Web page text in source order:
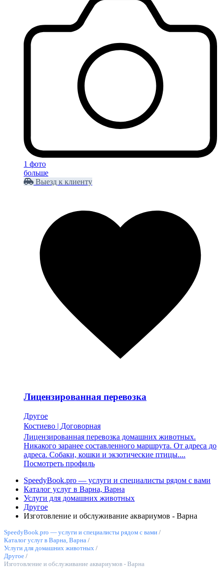
1 фото
больше
Выезд к клиенту
Лицензированная перевозка
Другое
Костиево | Договорная
Лицензированная перевозка домашних животных.
Никакого заранее составленного маршрута. От адреса до
адреса. Собаки, кошки и экзотические птицы....
Посмотреть профиль
SpeedyBook.pro — услуги и специалисты рядом с вами
Каталог услуг в Варна, Варна
Услуги для домашних животных
Другое
Изготовление и обслуживание аквариумов - Варна
SpeedyBook.pro — услуги и специалисты рядом с вами /
Каталог услуг в Варна, Варна /
Услуги для домашних животных /
Другое /
Изготовление и обслуживание аквариумов - Варна